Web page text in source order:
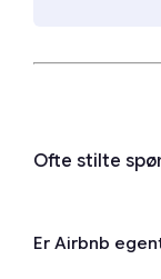
Ofte stilte
Er Airbnb